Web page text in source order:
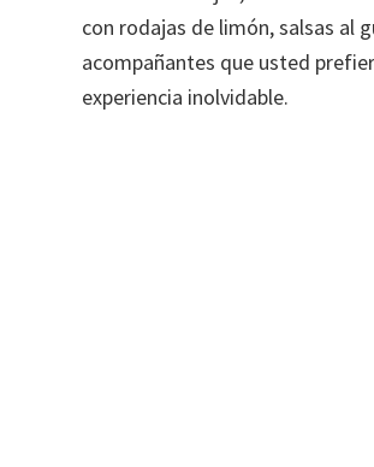
con rodajas de limón, salsas al
acompañantes que usted
experiencia inolvidable.